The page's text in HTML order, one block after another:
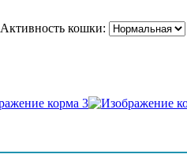
Активность кошки:
мясо), лососевый жир,